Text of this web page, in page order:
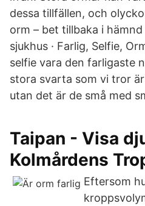
dessa tillfällen, och
orm – bet tillbaka i
sjukhus · Farlig, Selfie,
selfie vara den farligaste
stora svarta som vi tror
utan det är de små med
Taipan - Visa
Kolmårdens
Eftersom